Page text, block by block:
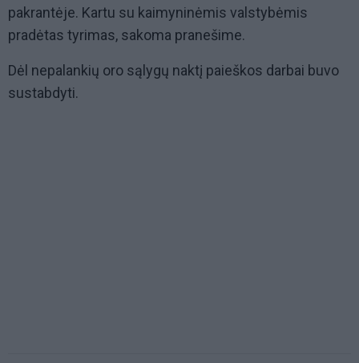
pakrantėje. Kartu su kaimyninėmis valstybėmis
pradėtas tyrimas, sakoma pranešime.
Dėl nepalankių oro sąlygų naktį paieškos darbai buvo
sustabdyti.